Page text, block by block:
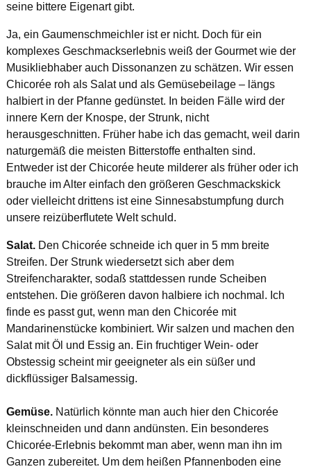
seine bittere Eigenart gibt.
Ja, ein Gaumenschmeichler ist er nicht. Doch für ein
komplexes Geschmackserlebnis weiß der Gourmet wie der
Musikliebhaber auch Dissonanzen zu schätzen. Wir essen
Chicorée roh als Salat und als Gemüsebeilage – längs
halbiert in der Pfanne gedünstet. In beiden Fälle wird der
innere Kern der Knospe, der Strunk, nicht
herausgeschnitten. Früher habe ich das gemacht, weil darin
naturgemäß die meisten Bitterstoffe enthalten sind.
Entweder ist der Chicorée heute milderer als früher oder ich
brauche im Alter einfach den größeren Geschmackskick
oder vielleicht drittens ist eine Sinnesabstumpfung durch
unsere reizüberflutete Welt schuld.
Salat.Den Chicorée schneide ich quer in 5 mm breite
Streifen. Der Strunk wiedersetzt sich aber dem
Streifencharakter, sodaß stattdessen runde Scheiben
entstehen. Die größeren davon halbiere ich nochmal. Ich
finde es passt gut, wenn man den Chicorée mit
Mandarinenstücke kombiniert. Wir salzen und machen den
Salat mit Öl und Essig an. Ein fruchtiger Wein- oder
Obstessig scheint mir geeigneter als ein süßer und
dickflüssiger Balsamessig.
Gemüse.Natürlich könnte man auch hier den Chicorée
kleinschneiden und dann andünsten. Ein besonderes
Chicorée-Erlebnis bekommt man aber, wenn man ihn im
Ganzen zubereitet. Um dem heißen Pfannenboden eine